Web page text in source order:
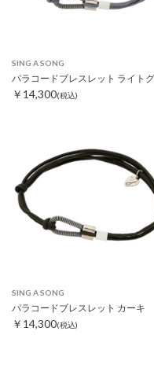
SING A SONG
￥14,300(税込)
SING A SONG
パラコードブレスレット カーキ
￥14,300(税込)